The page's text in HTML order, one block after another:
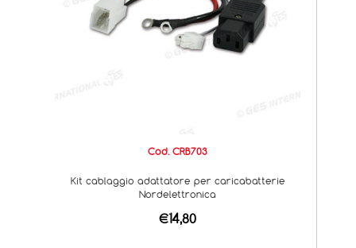
Cod. CRB703
Kit cablaggio adattatore per caricabatterie
Nordelettronica
€14,80